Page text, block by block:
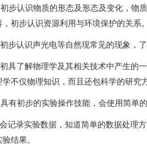
步认识物质的形态及形态及变化，物
，初步认识资源利用与环境保护的关系。
步认识声光电等自然现常见的现象，
具了解物理学及其相关技术中产生的
学不仅物理知识，而且还包科学的研究
有初步的实验操作技能，会使用简单
记录实验数据，知道简单的数据处理
结果。